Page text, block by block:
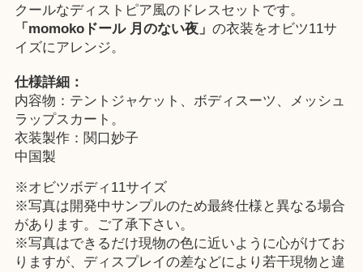
クールなディストピア風のドレスセットです。
「momokoドール 月のない夜」 の衣装をオビツ11サ
イズにアレンジ。
仕様詳細：
内容物：テントジャケット、ボディスーツ、メッシュ
ラップスカート。
衣装製作：関口妙子
中国製
※オビツボディ11サイズ
※写真は開発中サンプルのため最終仕様と異なる場合
があります。ご了承下さい。
※写真はできるだけ現物の色に近いように心がけてお
りますが、ディスプレイの差などにより若干現物と違